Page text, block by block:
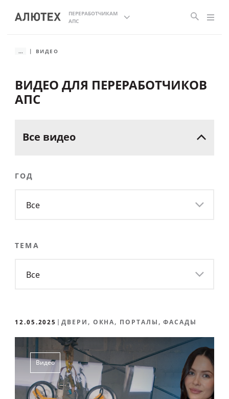
ПЕРЕРАБОТЧИКАМ
АПС
... ВИДЕО
ВИДЕО ДЛЯ ПЕРЕРАБОТЧИКОВ
АПС
Все видео
ГОД
Все
ТЕМА
Все
12.05.2025 ДВЕРИ, ОКНА, ПОРТАЛЫ, ФАСАДЫ
Видео